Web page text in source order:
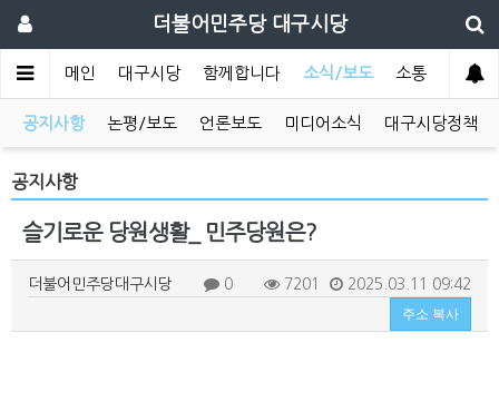
더불어민주당 대구시당
메인 대구시당 함께합니다 소식/보도 소통
공지사항 논평/보도 언론보도 미디어소식 대구시당정책
공지사항
슬기로운 당원생활_ 민주당원은?
더불어민주당대구시당 0 7201
2025.03.11 09:42
주소 복사